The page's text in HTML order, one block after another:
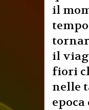
il
il
fiori
nelle